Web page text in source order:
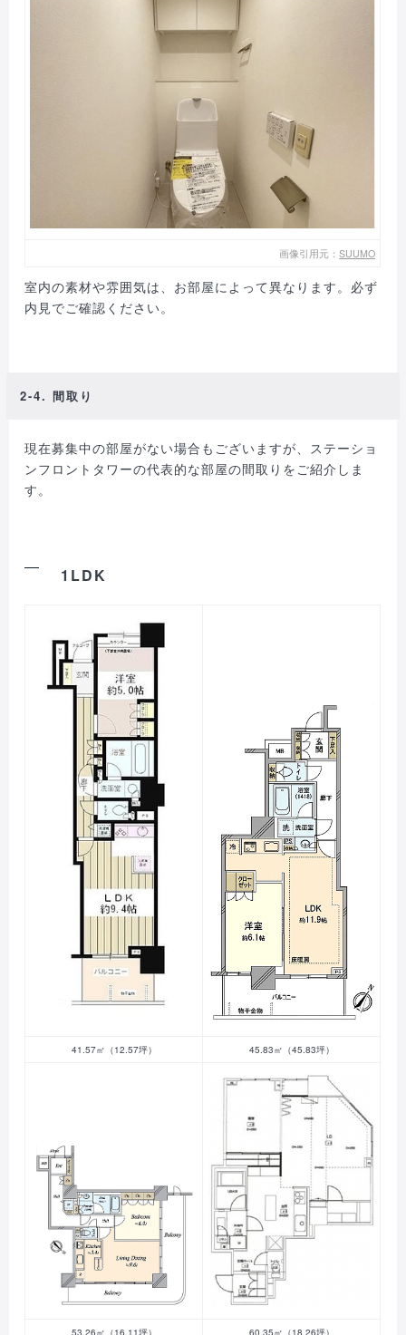
画像引用元：SUUMO
室内の素材や雰囲気は、お部屋によって異なります。必ず
内見でご確認ください。
2-4. 間取り
現在募集中の部屋がない場合もございますが、ステーショ
ンフロントタワーの代表的な部屋の間取りをご紹介しま
す。
1LDK
41.57㎡（12.57坪） 45.83㎡（45.83坪）
53.26㎡（16.11坪） 60.35㎡（18.26坪）